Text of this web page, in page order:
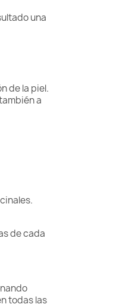
una
de la piel.
a
de cada
todas las